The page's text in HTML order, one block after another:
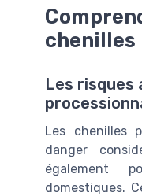
chenilles
Les risques
Les chenilles
danger
également
domestiques.